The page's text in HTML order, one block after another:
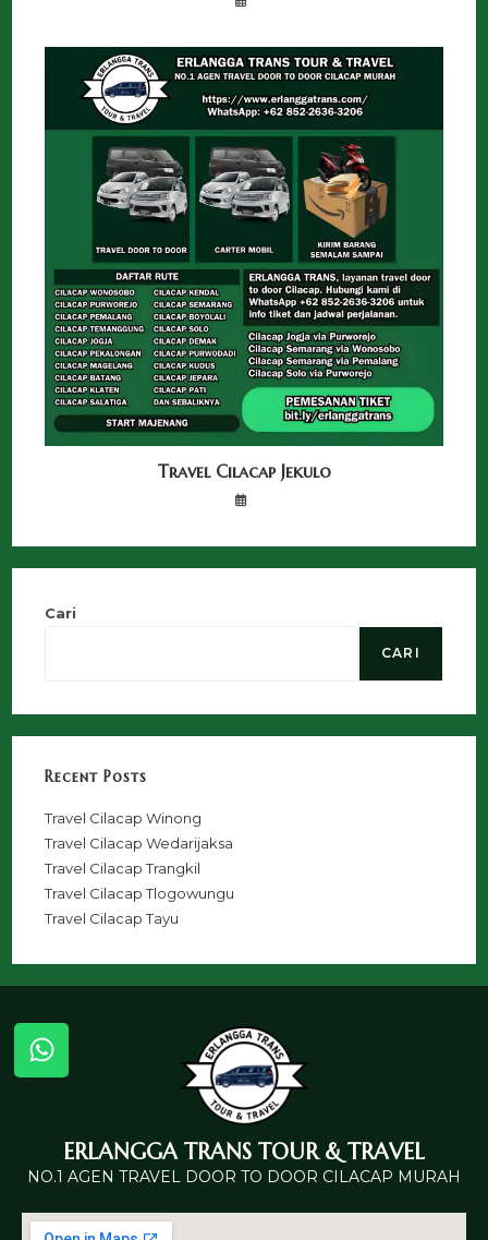
Travel Cilacap Jekulo
Cari
CARI
Recent Posts
Travel Cilacap Winong
Travel Cilacap Wedarijaksa
Travel Cilacap Trangkil
Travel Cilacap Tlogowungu
Travel Cilacap Tayu
ERLANGGA TRANS TOUR & TRAVEL
NO.1 AGEN TRAVEL DOOR TO DOOR CILACAP MURAH